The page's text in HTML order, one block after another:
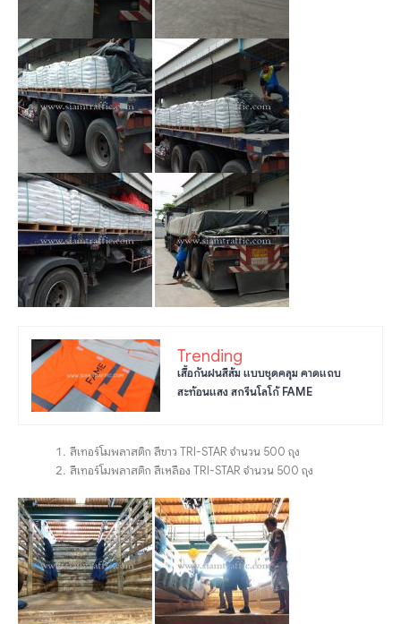
Trending
เสื้อกันฝนสีส้ม แบบชุดคลุม คาดแถบ
สะท้อนแสง สกรีนโลโก้ FAME
สีเทอร์โมพลาสติก สีขาว TRI-STAR จำนวน 500 ถุง
สีเทอร์โมพลาสติก สีเหลือง TRI-STAR จำนวน 500 ถุง